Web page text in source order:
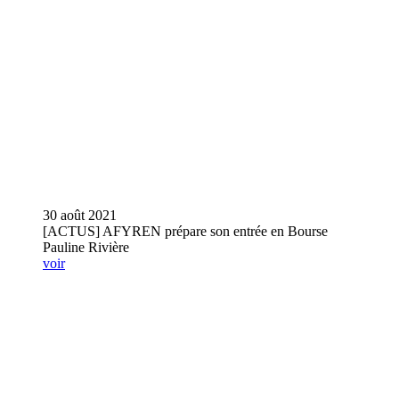
30 août 2021
[ACTUS] AFYREN prépare son entrée en Bourse
Pauline Rivière
voir